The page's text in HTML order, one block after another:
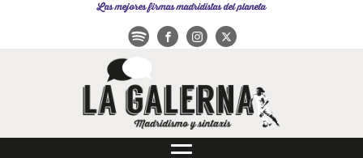
Las mejores firmas madridistas del planeta